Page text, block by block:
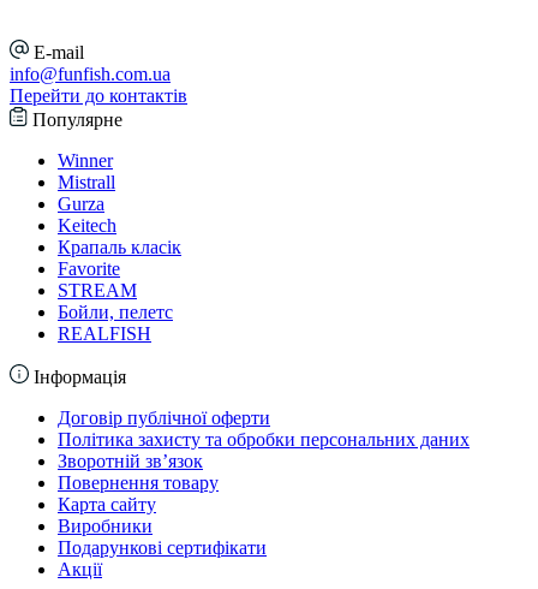
E-mail
info@funfish.com.ua
Перейти до контактів
Популярне
Winner
Mistrall
Gurza
Keitech
Крапаль класік
Favorite
STREAM
Бойли, пелетс
REALFISH
Інформація
Договір публічної оферти
Політика захисту та обробки персональних даних
Зворотній зв’язок
Повернення товару
Карта сайту
Виробники
Подарункові сертифікати
Акції